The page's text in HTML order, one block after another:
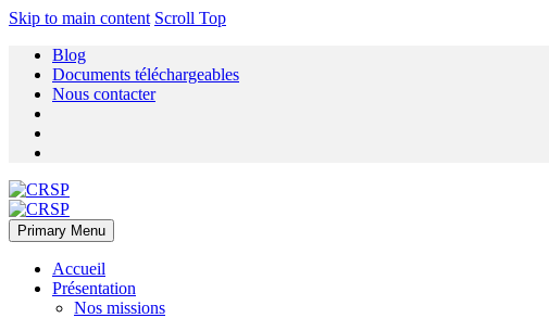
Skip to main content Scroll Top
Blog
Documents téléchargeables
Nous contacter
Primary Menu
Accueil
Présentation
Nos missions